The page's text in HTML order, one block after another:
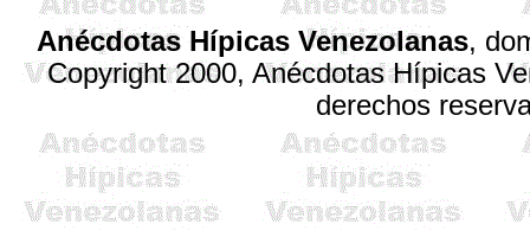
Anécdotas Hípicas Venezolanas,
Copyright 2000, Anécdotas Hípicas
derechos